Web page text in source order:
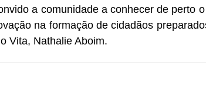
a comunidade a conhecer de perto
na formação de cidadãos
Vita, Nathalie Aboim.